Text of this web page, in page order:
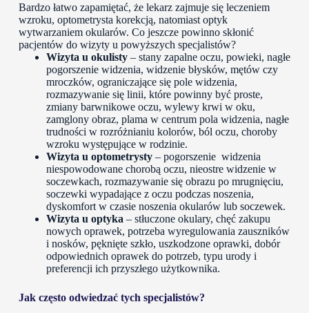
Bardzo łatwo zapamiętać, że lekarz zajmuje się leczeniem
wzroku, optometrysta korekcją, natomiast optyk
wytwarzaniem okularów. Co jeszcze powinno skłonić
pacjentów do wizyty u powyższych specjalistów?
Wizyta u okulisty– stany zapalne oczu, powieki, nagłe
pogorszenie widzenia, widzenie błysków, mętów czy
mroczków, ograniczające się pole widzenia,
rozmazywanie się linii, które powinny być proste,
zmiany barwnikowe oczu, wylewy krwi w oku,
zamglony obraz, plama w centrum pola widzenia, nagłe
trudności w rozróżnianiu kolorów, ból oczu, choroby
wzroku występujące w rodzinie.
Wizyta u optometrysty– pogorszenie widzenia
niespowodowane chorobą oczu, nieostre widzenie w
soczewkach, rozmazywanie się obrazu po mrugnięciu,
soczewki wypadające z oczu podczas noszenia,
dyskomfort w czasie noszenia okularów lub soczewek.
Wizyta u optyka – stłuczone okulary, chęć zakupu
nowych oprawek, potrzeba wyregulowania zauszników
i nosków, pęknięte szkło, uszkodzone oprawki, dobór
odpowiednich oprawek do potrzeb, typu urody i
preferencji ich przyszłego użytkownika.
Jak często odwiedzać tych specjalistów?